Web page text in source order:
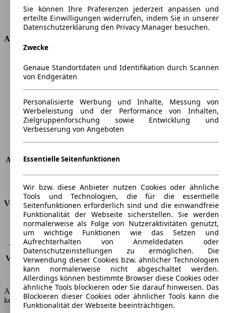
Getriebe
Schaltgetriebe
Antriebsart
Hinterradantrieb
Abmessungen
Höhe
1260 mm
Breite
Maximalgewicht
-
Max. Zuladung
Türen
2
Anhängelast (ungebremst) -
Verbrauch
CO2 Emissionen*
395 g/km (komb.)
Verbrauch (Stadt)
25,6 l/100km
Verbrauch (Land)
12,1 l/100km
Verbrauch (komb.)* 17,0 l/100km
Schadstoffklasse
Keine Verknüpfung
Tankinhalt
80 l
AutoScout24 GmbH übernimmt für die Richtigkeit der Angaben
keine Gewähr.
Sie können Ihre Präferenzen jederzeit anpassen und
erteilte Einwilligungen widerrufen, indem Sie in unserer
Datenschutzerklärung den Privacy Manager besuchen.
Zwecke
Genaue Standortdaten und Identifikation durch Scannen
von Endgeräten
Personalisierte Werbung und Inhalte, Messung von
Werbeleistung und der Performance von Inhalten,
Zielgruppenforschung sowie Entwicklung und
Verbesserung von Angeboten
Essentielle Seitenfunktionen
Wir bzw. diese Anbieter nutzen Cookies oder ähnliche
Tools und Technologien, die für die essentielle
Seitenfunktionen erforderlich sind und die einwandfreie
Funktionalität der Webseite sicherstellen. Sie werden
normalerweise als Folge von Nutzeraktivitäten genutzt,
um wichtige Funktionen wie das Setzen und
Aufrechterhalten von Anmeldedaten oder
Datenschutzeinstellungen zu ermöglichen. Die
Verwendung dieser Cookies bzw. ähnlicher Technologien
kann normalerweise nicht abgeschaltet werden.
Allerdings können bestimmte Browser diese Cookies oder
ähnliche Tools blockieren oder Sie darauf hinweisen. Das
Blockieren dieser Cookies oder ähnlicher Tools kann die
Funktionalität der Webseite beeinträchtigen.